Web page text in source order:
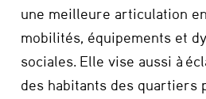
une meilleure articulation
mobilités, équipements et
sociales. Elle vise aussi à
des habitants des quartiers